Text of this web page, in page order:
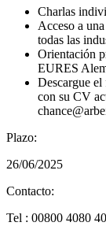
Charlas
Acceso a
todas las
Orientación
EURES
Descargue
con su CV
Plazo:
26/06/2025
Contacto:
Tel : 00800 4080